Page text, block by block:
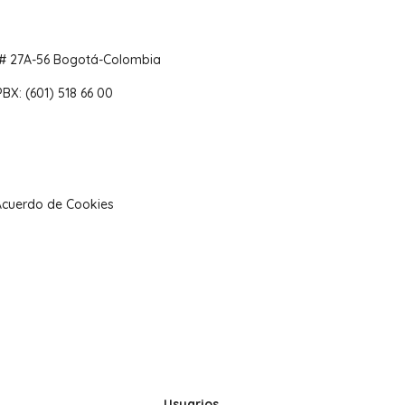
27A-56 Bogotá-Colombia
(601) 518 66 00
de Cookies